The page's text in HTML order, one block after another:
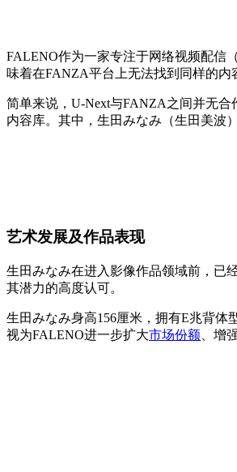
FALENO作为一家专注于网络视频配信
味着在FANZA平台上无法找到同样的内
简单来说，U-Next与FANZA之间并无
内容库。其中，生田みなみ（生田美波
艺术发展及作品表现
生田みなみ在进入影像作品领域前，已
其潜力的高度认可。
生田みなみ身高156厘米，拥有E兆背
视为FALENO进一步扩大市场份额 、增